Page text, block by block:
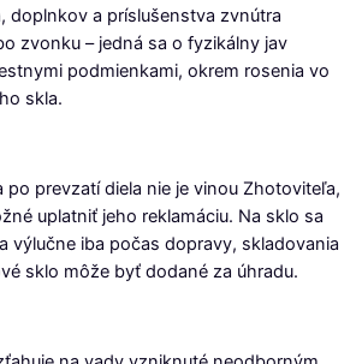
doplnkov a príslušenstva zvnútra
zvonku – jedná sa o fyzikálny jav
podmienkami, okrem rosenia vo
skla.
po prevzatí diela nie je vinou Zhotoviteľa,
uplatniť jeho reklamáciu. Na sklo sa
výlučne iba počas dopravy, skladovania
sklo môže byť dodané za úhradu.